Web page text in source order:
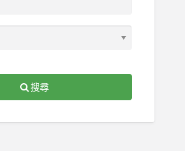
搜尋